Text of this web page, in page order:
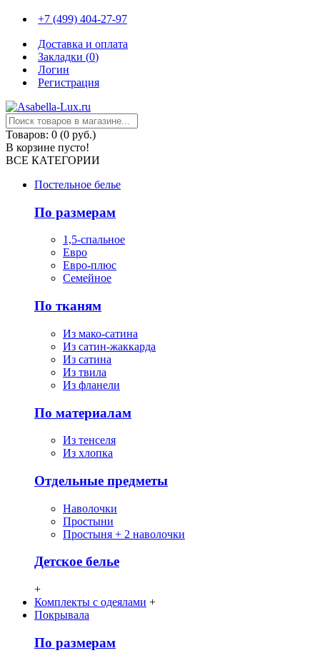
+7 (499) 404-27-97
Доставка и оплата
Закладки (0)
Логин
Регистрация
Товаров: 0 (0 руб.)
В корзине пусто!
ВСЕ КАТЕГОРИИ
Постельное белье
По размерам
1,5-спальное
Евро
Евро-плюс
Семейное
По тканям
Из мако-сатина
Из сатин-жаккарда
Из сатина
Из твила
Из фланели
По материалам
Из тенселя
Из хлопка
Отдельные предметы
Наволочки
Простыни
Простыня + 2 наволочки
Детское белье
+
Комплекты с одеялами +
Покрывала
По размерам